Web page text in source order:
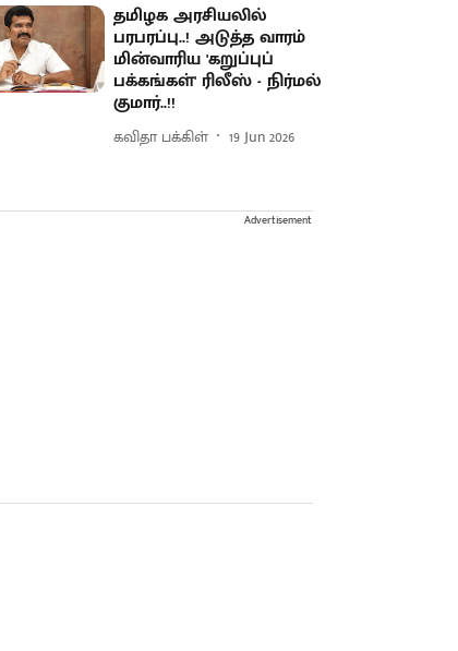
தமிழக அரசியலில்
பரபரப்பு..! அடுத்த வாரம்
மின்வாரிய 'கறுப்புப்
பக்கங்கள்' ரிலீஸ் - நிர்மல்
குமார்..!!
கவிதா பக்கிள் 19 Jun 2026
Advertisement